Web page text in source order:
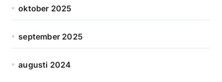
oktober 2025
september 2025
augusti 2024